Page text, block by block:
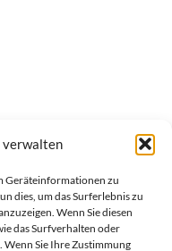
verwalten
Geräteinformationen zu
dies, um das Surferlebnis zu
Wenn Sie diesen
das Surfverhalten oder
Sie Ihre Zustimmung